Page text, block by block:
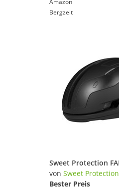
Amazon
Bergzeit
von Sweet Protection
Bester Preis